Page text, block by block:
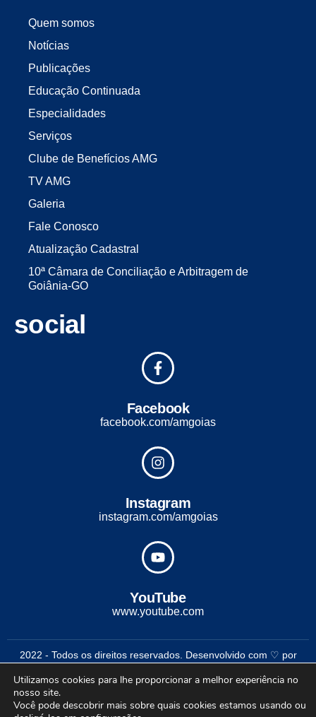
Quem somos
Notícias
Publicações
Educação Continuada
Especialidades
Serviços
Clube de Benefícios AMG
TV AMG
Galeria
Fale Conosco
Atualização Cadastral
10ª Câmara de Conciliação e Arbitragem de
Goiânia-GO
social
Facebook
facebook.com/amgoias
Instagram
instagram.com/amgoias
YouTube
www.youtube.com
2022 - Todos os direitos reservados. Desenvolvido com ♡ por
Utilizamos cookies para lhe proporcionar a melhor experiência no
nosso site.
Você pode descobrir mais sobre quais cookies estamos usando ou